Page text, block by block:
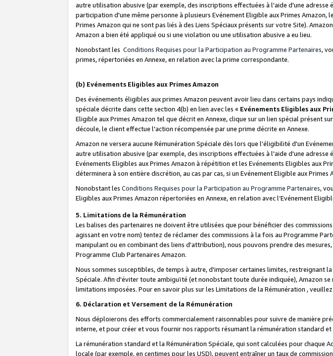
autre utilisation abusive (par exemple, des inscriptions effectuées à l'aide d'une
participation d'une même personne à plusieurs Evénement Eligible aux Primes
Primes Amazon qui ne sont pas liés à des Liens Spéciaux présents sur votre Site).
Amazon a bien été appliqué ou si une violation ou une utilisation abusive a eu lieu.
Nonobstant les Conditions Requises pour la Participation au Programme Partenaires,
primes, répertoriées en Annexe, en relation avec la prime correspondante.
(b) Evénements Eligibles aux Primes Amazon
Des événements éligibles aux primes Amazon peuvent avoir lieu dans certains pays
spéciale décrite dans cette section 4(b) en lien avec les « Evénements Eligibles aux
Eligible aux Primes Amazon tel que décrit en Annexe, clique sur un lien spécial présent
découle, le client effectue l'action récompensée par une prime décrite en Annexe.
Amazon ne versera aucune Rémunération Spéciale dès lors que l'éligibilité d'un
autre utilisation abusive (par exemple, des inscriptions effectuées à l'aide d'une
Evénements Eligibles aux Primes Amazon à répétition et les Evénements Eligibles aux
déterminera à son entière discrétion, au cas par cas, si un Evénement Eligible aux
Nonobstant les Conditions Requises pour la Participation au Programme Partenaires,
Eligibles aux Primes Amazon répertoriées en Annexe, en relation avec l’Evénement
5. Limitations de la Rémunération
Les balises des partenaires ne doivent être utilisées que pour bénéficier des
agissant en votre nom) tentez de réclamer des commissions à la fois au Programme
manipulant ou en combinant des liens d'attribution), nous pouvons prendre des
Programme Club Partenaires Amazon.
Nous sommes susceptibles, de temps à autre, d'imposer certaines limites, restreignant
Spéciale. Afin d'éviter toute ambiguïté (et nonobstant toute durée indiquée), Amazon
limitations imposées. Pour en savoir plus sur les Limitations de la Rémunération ,
6. Déclaration et Versement de la Rémunération
Nous déploierons des efforts commercialement raisonnables pour suivre de manière
interne, et pour créer et vous fournir nos rapports résumant la rémunération standard
La rémunération standard et la Rémunération Spéciale, qui sont calculées pour chaque
locale (par exemple, en centimes pour les USD), peuvent entraîner un taux de